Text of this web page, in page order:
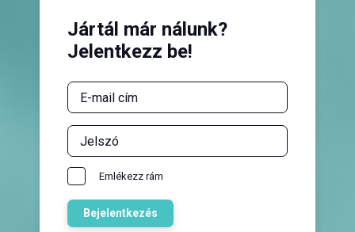
Jártál már nálunk?
Jelentkezz be!
Emlékezz rám
Bejelentkezés